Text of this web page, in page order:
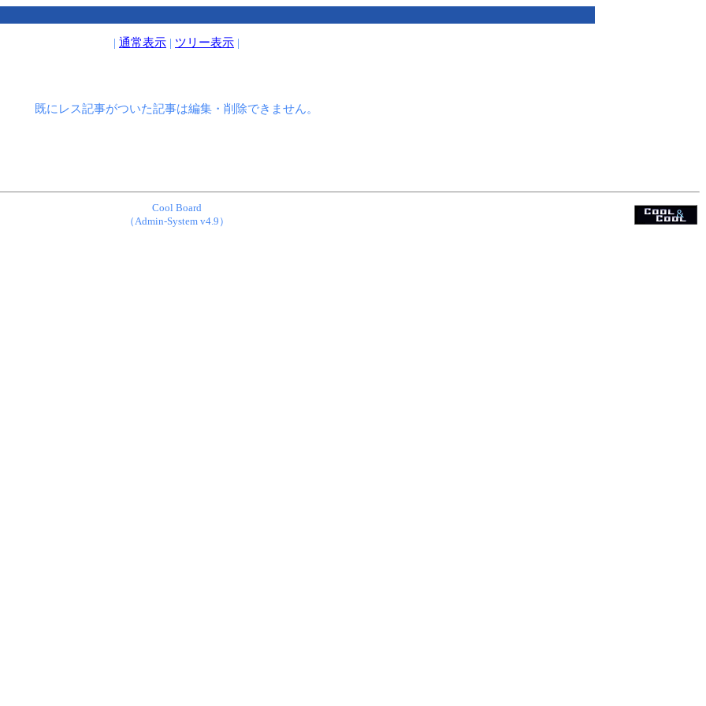
| 通常表示 | ツリー表示 |
既にレス記事がついた記事は編集・削除できません。
Cool Board
（Admin-System v4.9）